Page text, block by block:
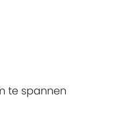
te spannen